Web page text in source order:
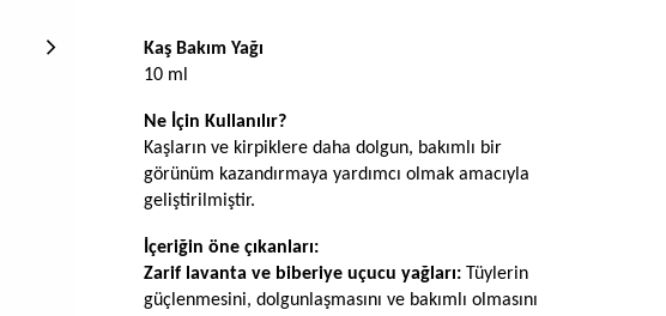
Kaş Bakım Yağı
10 ml
Ne İçin Kullanılır?
Kaşların ve kirpiklere daha dolgun, bakımlı bir
görünüm kazandırmaya yardımcı olmak amacıyla
geliştirilmiştir.
İçeriğin öne çıkanları:
Zarif lavanta ve biberiye uçucu yağları: Tüylerin
güçlenmesini, dolgunlaşmasını ve bakımlı olmasını